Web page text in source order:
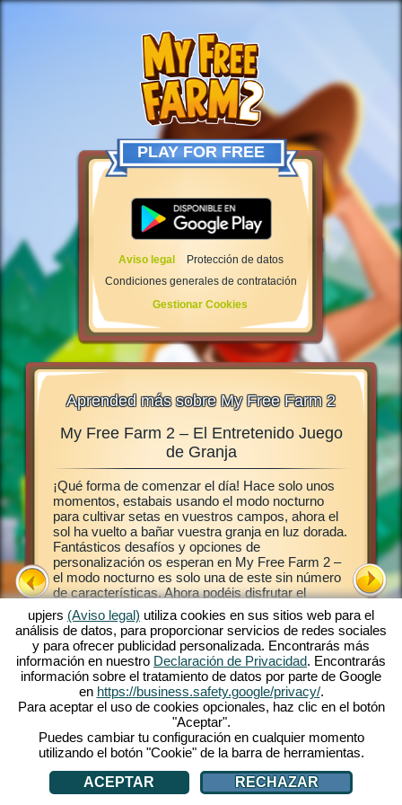
PLAY FOR FREE
Aviso legal
Protección de datos
Condiciones generales de contratación
Gestionar Cookies
Aprended más sobre My Free Farm 2
en
Free
en el
My Free Farm 2 – El Entretenido Juego
de Granja
¡Qué forma de comenzar el día! Hace solo unos
momentos, estabais usando el modo nocturno
para cultivar setas en vuestros campos, ahora el
sol ha vuelto a bañar vuestra granja en luz dorada.
Fantásticos desafíos y opciones de
personalización os esperan en My Free Farm 2 –
el modo nocturno es solo una de este sin número
de características. Ahora podéis disfrutar el
exitoso juego My Free Farm 2 en vuestro
ordenador. La versión de navegador del juego os
provee la misma extraordinaria diversión de granja
que ya conocéis y amáis. Cuidad animales,
cultivad vuestros campo, cosechad y produce
ricos bienes para vuestros clientes. ¡Registraros
gratis ahora y comienza!
Este
juego
frescos
cuando
granja,
plantas
¡Vamos!
upjers (Aviso legal) utiliza cookies en sus sitios web para el
análisis de datos, para proporcionar servicios de redes sociales
y para ofrecer publicidad personalizada. Encontrarás más
información en nuestro Declaración de Privacidad. Encontrarás
información sobre el tratamiento de datos por parte de Google
en https://business.safety.google/privacy/.
Para aceptar el uso de cookies opcionales, haz clic en el botón
"Aceptar".
Puedes cambiar tu configuración en cualquier momento
utilizando el botón "Cookie" de la barra de herramientas.
ACEPTAR
RECHAZAR